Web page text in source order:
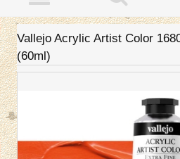
Vallejo Acrylic Artist Color
(60ml)